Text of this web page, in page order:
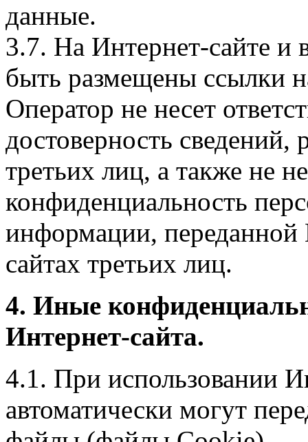
данные.
3.7. На Интернет-сайте
быть размещены ссылки
Оператор не несет
достоверность
третьих лиц, а также не
конфиденциальность
информации, переданной
сайтах третьих лиц.
4. Иные
Интернет-сайта.
4.1. При использовании
автоматически могут